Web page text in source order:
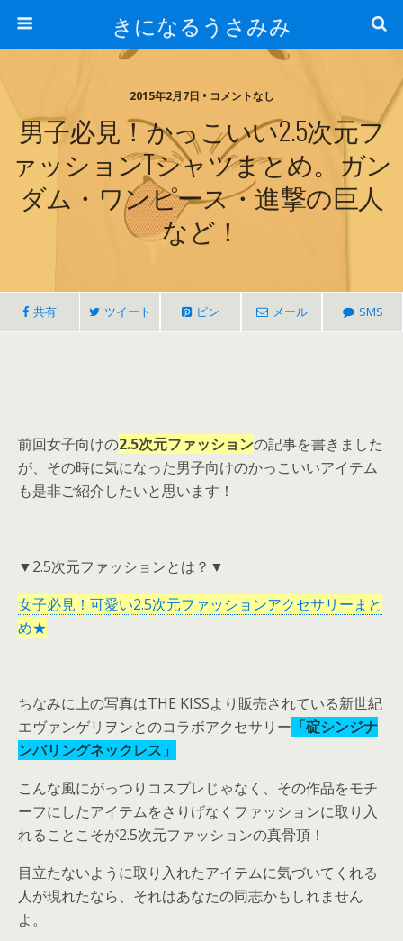
きになるうさみみ
2015年2月7日 • コメントなし
男子必見！かっこいい2.5次元フ
ァッションTシャツまとめ。ガン
ダム・ワンピース・進撃の巨人
など！
共有 ツイート ピン メール SMS
前回女子向けの2.5次元ファッションの記事を書きました
が、その時に気になった男子向けのかっこいいアイテム
も是非ご紹介したいと思います！
▼2.5次元ファッションとは？▼
女子必見！可愛い2.5次元ファッションアクセサリーまと
め★
ちなみに上の写真はTHE KISSより販売されている新世紀
エヴァンゲリヲンとのコラボアクセサリー 「碇シンジナ
ンバリングネックレス」
こんな風にがっつりコスプレじゃなく、その作品をモチ
ーフにしたアイテムをさりげなくファッションに取り入
れることこそが2.5次元ファッションの真骨頂！
目立たないように取り入れたアイテムに気づいてくれる
人が現れたなら、それはあなたの同志かもしれません
よ。